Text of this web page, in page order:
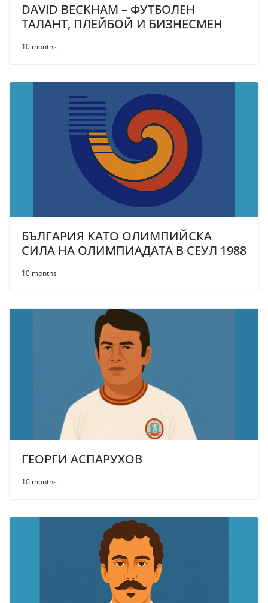
DAVID BECKHAM – ФУТБОЛЕН
ТАЛАНТ, ПЛЕЙБОЙ И БИЗНЕСМЕН
10 months
БЪЛГАРИЯ КАТО ОЛИМПИЙСКА
СИЛА НА ОЛИМПИАДАТА В СЕУЛ 1988
10 months
ГЕОРГИ АСПАРУХОВ
10 months